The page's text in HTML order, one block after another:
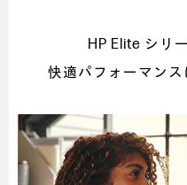
HP Elite シリ
快適パフォーマン